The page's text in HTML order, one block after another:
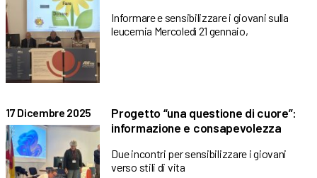
Informare e sensibilizzare i giovani sulla
leucemia Mercoledì 21 gennaio,
17 Dicembre 2025
Progetto “una questione di cuore”:
informazione e consapevolezza
Due incontri per sensibilizzare i giovani
verso stili di vita